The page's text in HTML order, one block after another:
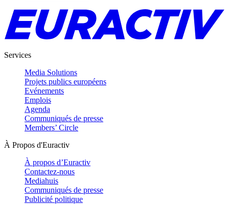
Services
Media Solutions
Projets publics européens
Evénements
Emplois
Agenda
Communiqués de presse
Members’ Circle
À Propos d'Euractiv
À propos d’Euractiv
Contactez-nous
Mediahuis
Communiqués de presse
Publicité politique